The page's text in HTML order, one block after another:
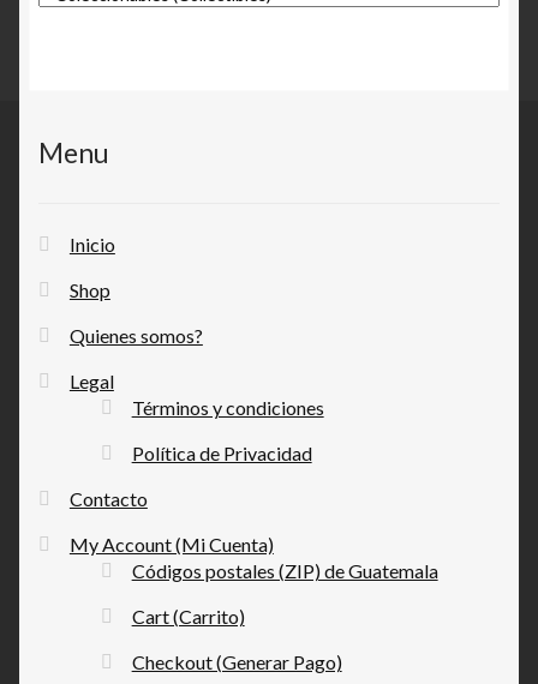
Menu
Inicio
Shop
Quienes somos?
Legal
Términos y condiciones
Política de Privacidad
Contacto
My Account (Mi Cuenta)
Códigos postales (ZIP) de Guatemala
Cart (Carrito)
Checkout (Generar Pago)